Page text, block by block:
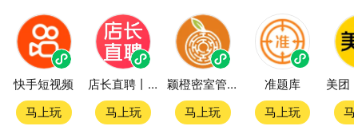
快手短视频
马上玩
店长直聘丨求职招聘找工作
马上玩
颖橙密室管家SmartOrange
马上玩
准题库
马上玩